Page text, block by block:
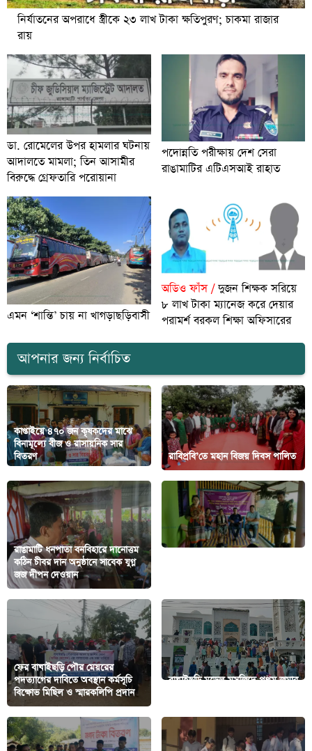
নির্যাতনের অপরাধে স্ত্রীকে ২৩ লাখ টাকা ক্ষতিপুরণ; চাকমা রাজার
রায়
ডা. রোমেলের উপর হামলার ঘটনায়
আদালতে মামলা; তিন আসামীর
বিরুদ্ধে গ্রেফতারি পরোয়ানা
পদোন্নতি পরীক্ষায় দেশ সেরা
রাঙামাটির এটিএসআই রাহাত
এমন ‘শান্তি’ চায় না খাগড়াছড়িবাসী
অডিও ফাঁস /দুজন শিক্ষক সরিয়ে
৮ লাখ টাকা ম্যানেজ করে দেয়ার
পরামর্শ বরকল শিক্ষা অফিসারের
আপনার জন্য নির্বাচিত
কাপ্তাইয়ে ৪৭০ জন কৃষকদের মাঝে
বিনামূল্যে বীজ ও রাসায়নিক সার
বিতরণ
রাবিপ্রবি’তে মহান বিজয় দিবস পালিত
‎রাঙামাটি ধনপাতা বনবিহারে দানোত্তম
কঠিন চীবর দান অনুষ্ঠানে সাবেক যুগ্ন
জজ দীপন দেওয়ান
ফের বাঘাইছড়ি পৌর মেয়রের
পদত্যাগের দাবিতে অবস্থান কর্মসূচি
বিক্ষোভ মিছিল ও স্মারকলিপি প্রদান
বাঘাইছড়ি মডেল মসজিদে প্রথম জুমার